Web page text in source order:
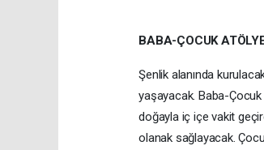
BABA-ÇOCUK
Şenlik alanında
yaşayacak. Baba-Çocuk
doğayla iç içe vakit
olanak sağlayacak.